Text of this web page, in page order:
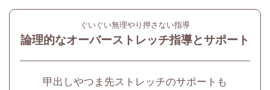
ぐいぐい無理やり押さない指導
論理的なオーバーストレッチ指導とサポート
甲出しやつま先ストレッチのサポートも